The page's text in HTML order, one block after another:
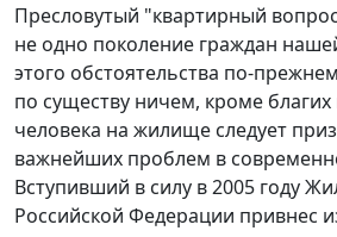
Пресловутый "квартирный
не одно поколение граждан
этого обстоятельства по-
по существу ничем, кроме
человека на жилище следует
важнейших проблем в
Вступивший в силу в 2005 году
Российской Федерации привнес